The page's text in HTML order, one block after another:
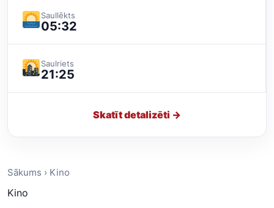
Saullēkts
05:32
Saulriets
21:25
Skatīt detalizēti →
Sākums › Kino
Kino